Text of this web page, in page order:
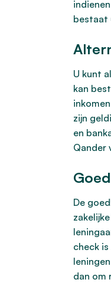
bestaat
U kunt
kan
zijn
en
Qander
De
check
dan om